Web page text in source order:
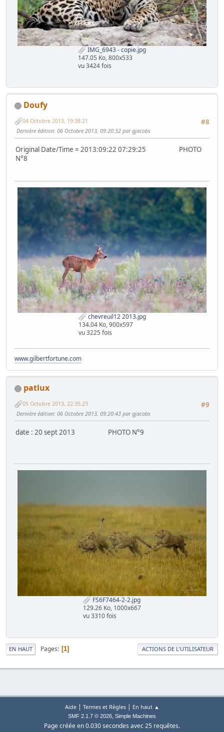
IMG_6943 - copie.jpg
147.05 Ko, 800x533
vu 3424 fois
Doufy
#8
04 Octobre 2013, 19:38:21
Dernière édition: 06 Octobre 2013, 09:20:32 par gjacobs
Original Date/Time = 2013:09:22 07:29:25 PHOTO
N°8
chevreuil12 2013.jpg
134.04 Ko, 900x597
vu 3225 fois
www.gilbertfortune.com
patlux
#9
05 Octobre 2013, 22:35:23
Dernière édition: 06 Octobre 2013, 09:20:43 par gjacobs
date : 20 sept 2013 PHOTO N°9
FS6F7464-2-2.jpg
129.26 Ko, 1000x667
vu 3310 fois
EN HAUT Pages 1 ACTIONS DE L'UTILISATEUR
Aide| Termes et Règles| En haut ▲
SMF 2.1.7 © 2026, Simple Machines
Page créée en 0.030 secondes avec 25 requêtes.